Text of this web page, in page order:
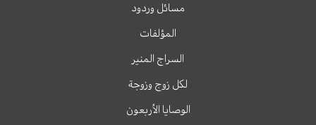
مسائل وردود
المؤلفات
السراج المنير
لكل زوج وزوجة
الوصايا الأربعون